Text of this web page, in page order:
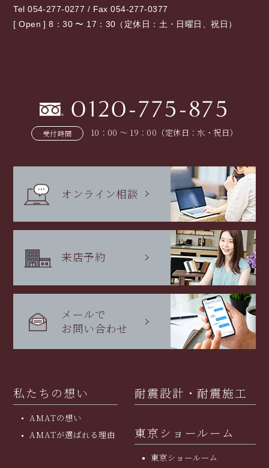
Tel 054-277-0277 / Fax 054-277-0377
[ Open ] 8：30 〜 17：30（定休日：土・日曜日、祝日）
0120-775-875
受付時間 10：00 〜 19：00（定休日：水・祝日）
オンライン相談
来店予約
メールで
お問い合わせ
私たちの想い
AMATの想い
AMATが選ばれる理由
耐震設計・耐震施工
東京ショールーム
東京ショールーム